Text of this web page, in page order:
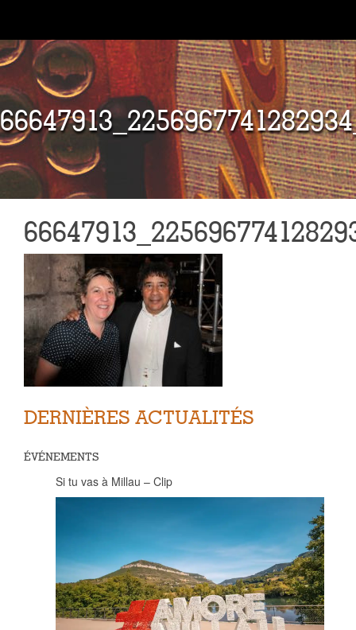
DERNIÈRES ACTUALITÉS
ÉVÉNEMENTS
Si tu vas à Millau – Clip